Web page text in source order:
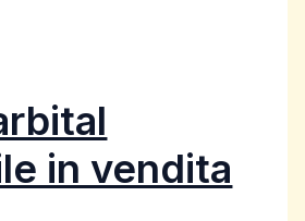
in vendita